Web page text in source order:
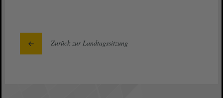
Zurück zur Landtagssitzung